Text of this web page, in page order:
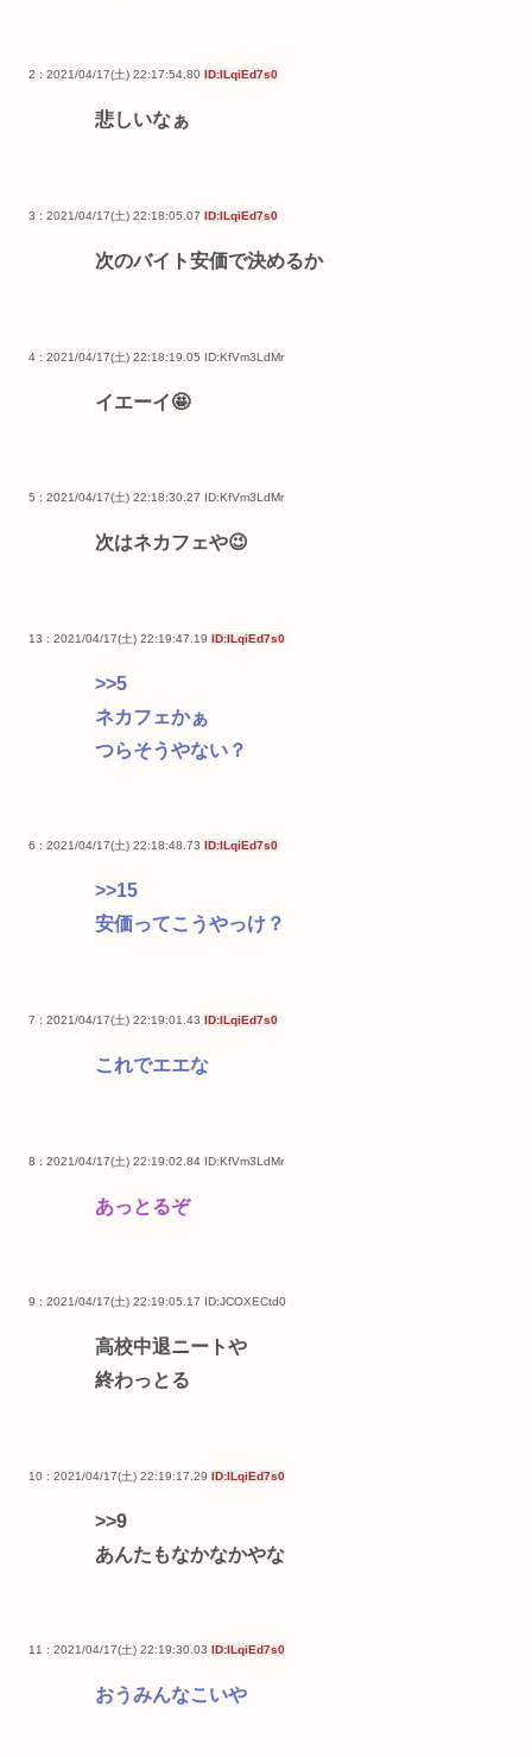
2 : 2021/04/17(土) 22:17:54.80 ID:ILqiEd7s0
悲しいなぁ
3 : 2021/04/17(土) 22:18:05.07 ID:ILqiEd7s0
次のバイト安価で決めるか
4 : 2021/04/17(土) 22:18:19.05 ID:KfVm3LdMr
イエーイ🤩
5 : 2021/04/17(土) 22:18:30.27 ID:KfVm3LdMr
次はネカフェや😉
13 : 2021/04/17(土) 22:19:47.19 ID:ILqiEd7s0
>>5
ネカフェかぁ
つらそうやない？
6 : 2021/04/17(土) 22:18:48.73 ID:ILqiEd7s0
>>15
安価ってこうやっけ？
7 : 2021/04/17(土) 22:19:01.43 ID:ILqiEd7s0
これでエエな
8 : 2021/04/17(土) 22:19:02.84 ID:KfVm3LdMr
あっとるぞ
9 : 2021/04/17(土) 22:19:05.17 ID:JCOXECtd0
高校中退ニートや
終わっとる
10 : 2021/04/17(土) 22:19:17.29 ID:ILqiEd7s0
>>9
あんたもなかなかやな
11 : 2021/04/17(土) 22:19:30.03 ID:ILqiEd7s0
おうみんなこいや